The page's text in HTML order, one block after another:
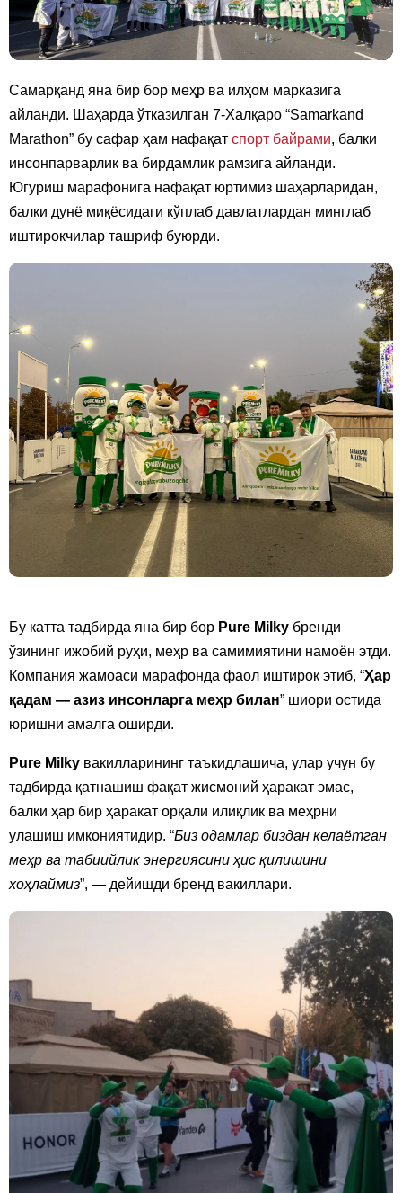
Самарқанд яна бир бор меҳр ва илҳом марказига
айланди. Шаҳарда ўтказилган 7-Халқаро “Samarkand
Marathon” бу сафар ҳам нафақат спорт байрами, балки
инсонпарварлик ва бирдамлик рамзига айланди.
Югуриш марафонига нафақат юртимиз шаҳарларидан,
балки дунё миқёсидаги кўплаб давлатлардан минглаб
иштирокчилар ташриф буюрди.
Бу катта тадбирда яна бир бор Pure Milky бренди
ўзининг ижобий руҳи, меҳр ва самимиятини намоён этди.
Компания жамоаси марафонда фаол иштирок этиб, “Ҳар
қадам — азиз инсонларга меҳр билан” шиори остида
юришни амалга оширди.
Pure Milky вакилларининг таъкидлашича, улар учун бу
тадбирда қатнашиш фақат жисмоний ҳаракат эмас,
балки ҳар бир ҳаракат орқали илиқлик ва меҳрни
улашиш имкониятидир. “Биз одамлар биздан келаётган
меҳр ва табиийлик энергиясини ҳис қилишини
хоҳлаймиз”, — дейишди бренд вакиллари.